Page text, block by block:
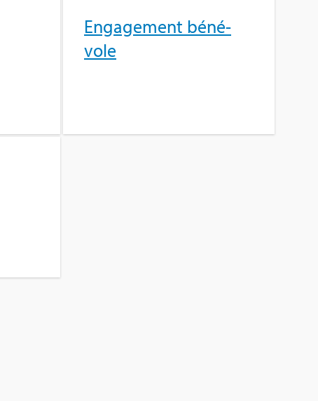
Enga­ge­ment béné­
vole